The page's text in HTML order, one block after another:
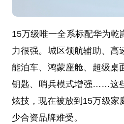
15万级唯一全系标配华为乾
力很强。城区领航辅助、高
能泊车、鸿蒙座舱、超级桌
钥匙、哨兵模式增强……这
炫技，现在被放到15万级家
少合资品牌难受。